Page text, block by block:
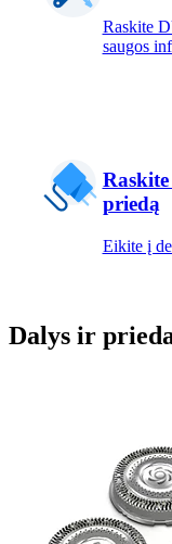
Raskite
saugos
priedą
Eikite į
Dalys ir